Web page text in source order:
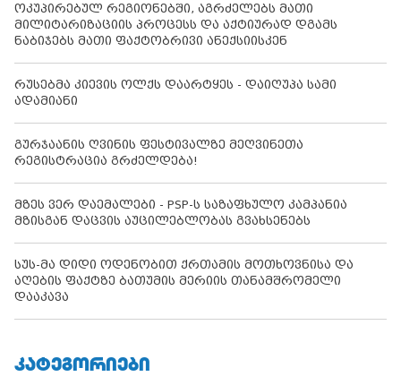
ოკუპირებულ რეგიონებში, აგრძელებს მათი
მილიტარიზაციის პროცესს და აქტიურად დგამს
ნაბიჯებს მათი ფაქტობრივი ანექსიისკენ
რუსებმა კიევის ოლქს დაარტყეს - დაიღუპა სამი
ადამიანი
გურჯაანის ღვინის ფესტივალზე მეღვინეთა
რეგისტრაცია გრძელდება!
მზეს ვერ დაემალები - PSP-ს საზაფხულო კამპანია
მზისგან დაცვის აუცილებლობას გვახსენებს
სუს-მა დიდი ოდენობით ქრთამის მოთხოვნისა და
აღების ფაქტზე ბათუმის მერიის თანამშრომელი
დააკავა
ᲙᲐᲢᲔᲒᲝᲠᲘᲔᲑᲘ